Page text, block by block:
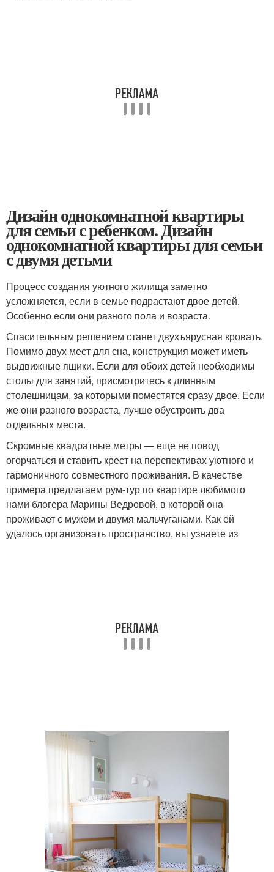
Дизайн однокомнатной квартиры
для семьи с ребенком. Дизайн
однокомнатной квартиры для семьи
с двумя детьми
Процесс создания уютного жилища заметно
усложняется, если в семье подрастают двое детей.
Особенно если они разного пола и возраста.
Спасительным решением станет двухъярусная кровать.
Помимо двух мест для сна, конструкция может иметь
выдвижные ящики. Если для обоих детей необходимы
столы для занятий, присмотритесь к длинным
столешницам, за которыми поместятся сразу двое. Если
же они разного возраста, лучше обустроить два
отдельных места.
Скромные квадратные метры — еще не повод
огорчаться и ставить крест на перспективах уютного и
гармоничного совместного проживания. В качестве
примера предлагаем рум-тур по квартире любимого
нами блогера Марины Ведровой, в которой она
проживает с мужем и двумя мальчуганами. Как ей
удалось организовать пространство, вы узнаете из